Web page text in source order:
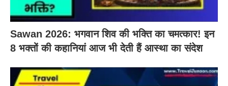
Sawan 2026: भगवान शिव की भक्ति का चमत्कार! इन
8 भक्तों की कहानियां आज भी देती हैं आस्था का संदेश